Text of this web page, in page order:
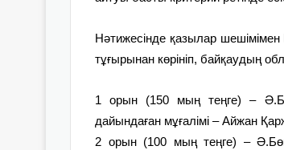
Нәтижесінде қазылар
тұғырынан көрініп, байқаудың
1 орын (150 мың теңге) –
дайындаған мұғалімі – Айжан
2 орын (100 мың теңге) –